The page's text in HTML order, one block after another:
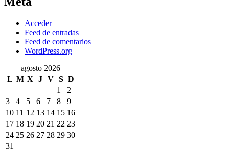
Acceder
Feed de entradas
Feed de comentarios
WordPress.org
agosto 2026
L M X J V S D
1
2
3
4 5 6 7 8
9
10 11 12 13 14 15 16
17 18 19 20 21 22 23
24 25 26 27 28 29 30
31